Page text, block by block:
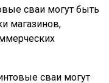
сваи могут быть
магазинов,
сваи могут